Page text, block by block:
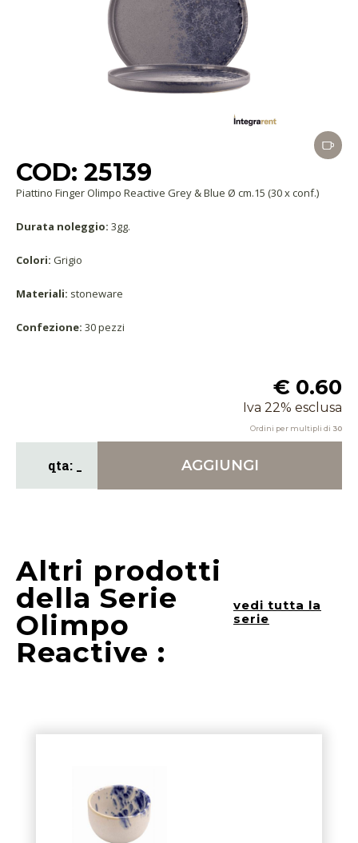
COD: 25139
Piattino Finger Olimpo Reactive Grey & Blue Ø cm.15 (30 x conf.)
Durata noleggio: 3gg.
Colori: Grigio
Materiali: stoneware
Confezione: 30 pezzi
€ 0.60
Iva 22% esclusa
Ordini per multipli di 30
AGGIUNGI
Altri prodotti
della Serie
Olimpo
Reactive :
vedi tutta la
serie